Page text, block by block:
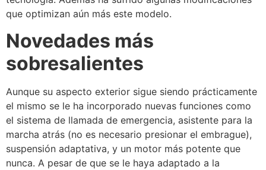
que optimizan aún más este modelo.
Novedades más
sobresalientes
Aunque su aspecto exterior sigue siendo prácticamente
el mismo se le ha incorporado nuevas funciones como
el sistema de llamada de emergencia, asistente para la
marcha atrás (no es necesario presionar el embrague),
suspensión adaptativa, y un motor más potente que
nunca. A pesar de que se le haya adaptado a la